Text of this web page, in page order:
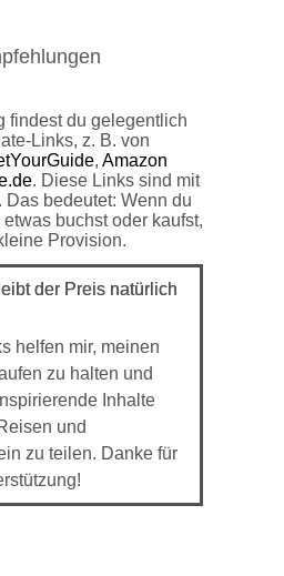
findest du gelegentlich
Links, z. B. von
, Amazon
. Diese Links sind mit
Das bedeutet: Wenn du
buchst oder kaufst,
Provision.
der Preis natürlich
helfen mir, meinen
zu halten und
Inhalte
und
zu teilen. Danke für